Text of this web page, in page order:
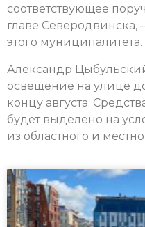
соответствующее
главе Северодвинска,
этого муниципалитета.
Александр
освещение на улице
концу августа.
будет выделено на
из областного и